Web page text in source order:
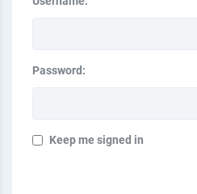
Password:
Keep me signed in